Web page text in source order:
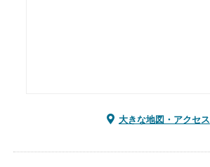
大きな地図・アクセス